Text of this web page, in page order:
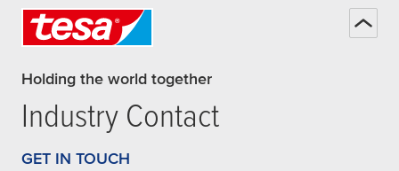
Holding the world together
Industry Contact
GET IN TOUCH